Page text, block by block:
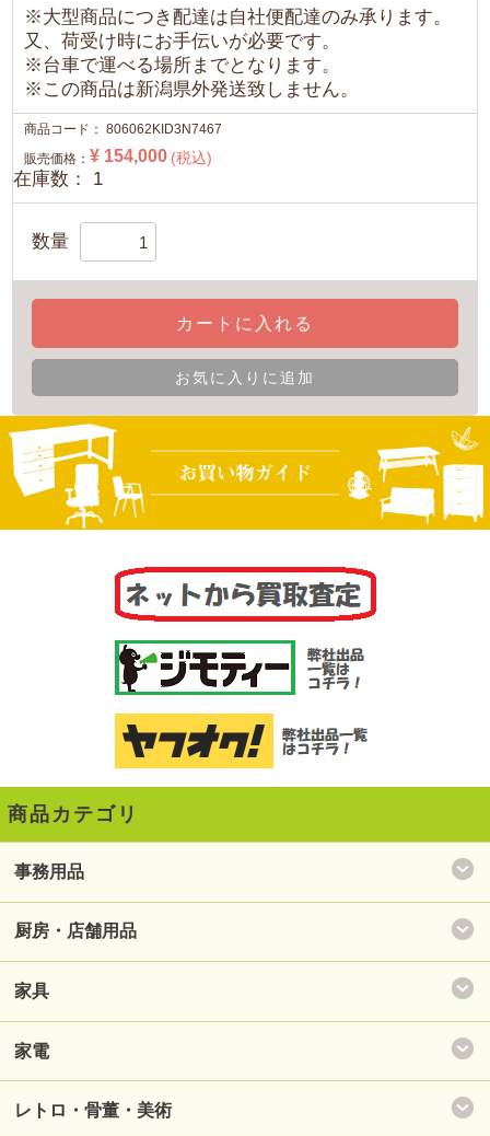
※大型商品につき配達は自社便配達のみ承ります。
又、荷受け時にお手伝いが必要です。
※台車で運べる場所までとなります。
※この商品は新潟県外発送致しません。
商品コード：806062KID3N7467
販売価格：¥ 154,000 (税込)
在庫数： 1
数量
カートに入れる
お気に入りに追加
商品カテゴリ
事務用品
厨房・店舗用品
家具
家電
レトロ・骨董・美術